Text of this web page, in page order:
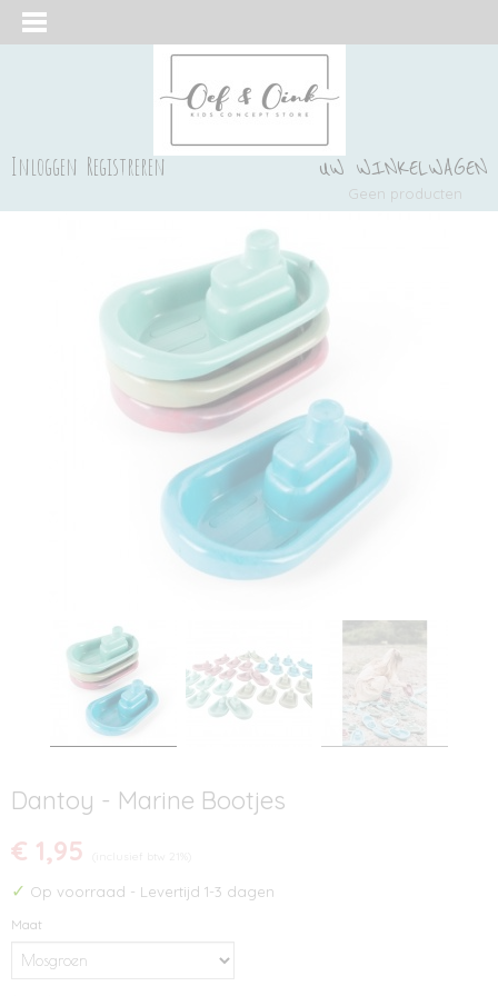
Inloggen Registreren UW WINKELWAGEN
Geen producten
Dantoy - Marine Bootjes
€ 1,95 (inclusief btw 21%)
✓ Op voorraad - Levertijd 1-3 dagen
Maat